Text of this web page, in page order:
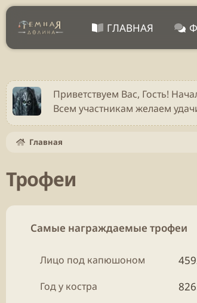
ГЛАВНАЯ
Приветствуем Вас, Гость!
Всем участникам желаем
Главная
Трофеи
Самые награждаемые трофеи
Лицо под капюшоном
Год у костра